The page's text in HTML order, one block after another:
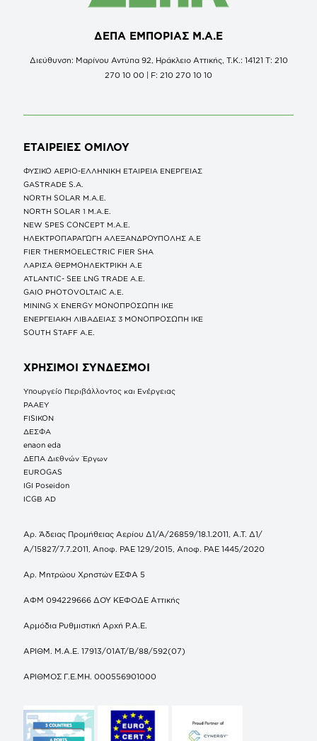
ΔΕΠΑ ΕΜΠΟΡΙΑΣ Μ.Α.Ε
Διεύθυνση: Μαρίνου Αντύπα 92, Ηράκλειο Αττικής, Τ.Κ.: 14121 Τ: 210
270 10 00 | F: 210 270 10 10
ΕΤΑΙΡΕΙΕΣ ΟΜΙΛΟΥ
ΦΥΣΙΚΟ ΑΕΡΙΟ-ΕΛΛΗΝΙΚΗ ΕΤΑΙΡΕΙΑ ΕΝΕΡΓΕΙΑΣ
GASTRADE S.A.
NORTH SOLAR M.Α.Ε.
NORTH SOLAR 1 M.Α.Ε.
NEW SPES CONCEPT Μ.Α.Ε.
ΗΛΕΚΤΡΟΠΑΡΑΓΩΓΗ ΑΛΕΞΑΝΔΡΟΥΠΟΛΗΣ A.E
FIER THERMOELECTRIC FIER SHA
ΛΑΡΙΣΑ ΘΕΡΜΟΗΛΕΚΤΡΙΚΗ A.E
ATLANTIC- SEE LNG TRADE A.E.
GAIO PHOTOVOLTAIC Α.Ε.
MINING X ENERGY ΜΟΝΟΠΡΟΣΩΠΗ ΙΚΕ
ΕΝΕΡΓΕΙΑΚΗ ΛΙΒΑΔΕΙΑΣ 3 ΜΟΝΟΠΡΟΣΩΠΗ ΙΚΕ
SOUTH STAFF Α.Ε.
ΧΡΗΣΙΜΟΙ ΣΥΝΔΕΣΜΟΙ
Υπουργείο Περιβάλλοντος και Ενέργειας
ΡΑΑΕΥ
FISIKON
ΔΕΣΦΑ
enaon eda
ΔΕΠΑ Διεθνών Έργων
EUROGAS
IGI Poseidon
ICGB AD
Αρ. Άδειας Προμήθειας Αερίου Δ1/Α/26859/18.1.2011, Α.Τ. Δ1/
Α/15827/7.7.2011, Αποφ. ΡΑΕ 129/2015, Αποφ. ΡΑΕ 1445/2020
Αρ. Μητρώου Χρηστών ΕΣΦΑ 5
ΑΦΜ 094229666 ΔΟΥ ΚΕΦΟΔΕ Αττικής
Αρμόδια Ρυθμιστική Αρχή Ρ.Α.Ε.
ΑΡΙΘΜ. Μ.Α.Ε. 17913/01ΑΤ/Β/88/592(07)
ΑΡΙΘΜΟΣ Γ.Ε.ΜΗ. 000556901000